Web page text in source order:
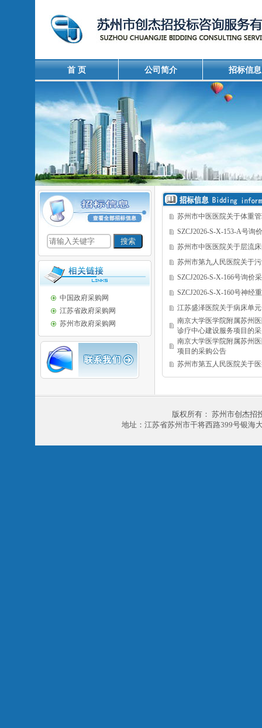
首 页 公司简介 招标信息
中国政府采购网
江苏省政府采购网
苏州市政府采购网
苏州市中医医院关于体重
SZCJ2026-S-X-153-A号询
苏州市中医医院关于层流
苏州市第九人民医院关于
SZCJ2026-S-X-166号询价
SZCJ2026-S-X-160号神经
江苏盛泽医院关于病床单
南京大学医学院附属苏州
诊疗中心建设服务项目的
南京大学医学院附属苏州
项目的采购公告
苏州市第五人民医院关于
版权所有： 苏州市创杰
地址：江苏省苏州市干将西路399号银海